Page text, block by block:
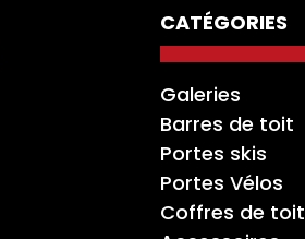
CATÉGORIES
Galeries
Barres de toit
Portes skis
Portes Vélos
Coffres de toit